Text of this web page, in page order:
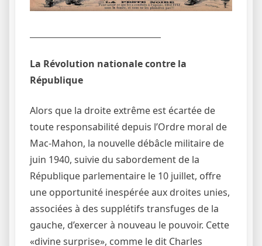
La Révolution nationale contre la
République
Alors que la droite extrême est écartée de
toute responsabilité depuis l’Ordre moral de
Mac-Mahon, la nouvelle débâcle militaire de
juin 1940, suivie du sabordement de la
République parlementaire le 10 juillet, offre
une opportunité inespérée aux droites unies,
associées à des supplétifs transfuges de la
gauche, d’exercer à nouveau le pouvoir. Cette
«divine surprise», comme le dit Charles